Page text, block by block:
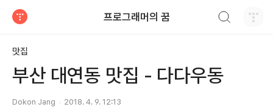
프로그래머의 꿈
맛집
부산 대연동 맛집 - 다다우동
Dokon Jang 2018. 4. 9. 12:13